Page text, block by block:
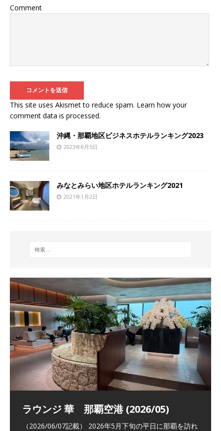
Comment
This site uses Akismet to reduce spam. Learn how your
comment data is processed.
沖縄・那覇地区ビジネスホテルランキング2023
2023年8月5日
みなとみらい地区ホテルランキング2021
2021年1月2日
祝！日本航空・マリオットの戦略パー
トナーシップによるFOP無料付与とス
ラウンジ 華 那覇空港 (2026/05)
（2026/06/07記載） 2026年5月下旬の平日に那覇を訪れ
The Coral Executive Lounge スワ
ンナプーム国際空港国内線ラウンジ
日本航空 羽田空港国際線ファースト
クラスラウンジ (2026/01)
バンコクエアウェイズ スワンナプー
ム国際空港国内線ラウンジ (2026/01)